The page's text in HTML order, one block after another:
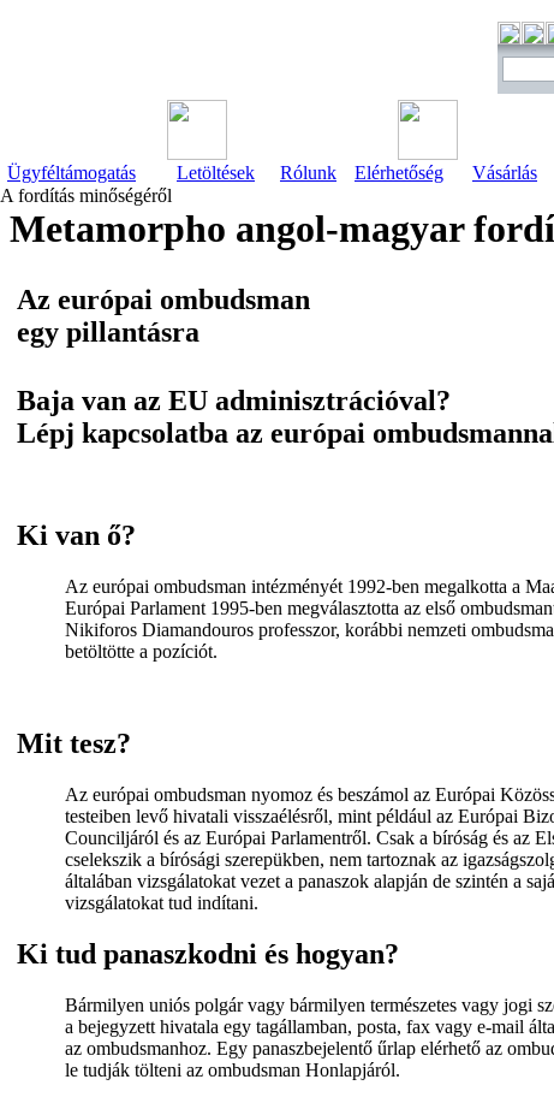
Ügyféltámogatás Letöltések Rólunk Elérhetőség Vásárlás
A fordítás minőségéről
Metamorpho angol-magyar
Az európai ombudsman
egy pillantásra
Baja van az EU adminisztrációval?
Lépj kapcsolatba az európai
Ki van ő?
Az európai ombudsman intézményét 1992-ben megalkotta a
Európai Parlament 1995-ben megválasztotta az első
Nikiforos Diamandouros professzor, korábbi nemzeti
betöltötte a pozíciót.
Mit tesz?
Az európai ombudsman nyomoz és beszámol az Európai
testeiben levő hivatali visszaélésről, mint például az Európai
Counciljáról és az Európai Parlamentről. Csak a bíróság és az
cselekszik a bírósági szerepükben, nem tartoznak az
általában vizsgálatokat vezet a panaszok alapján de szintén a
vizsgálatokat tud indítani.
Ki tud panaszkodni és hogyan?
Bármilyen uniós polgár vagy bármilyen természetes vagy jogi
a bejegyzett hivatala egy tagállamban, posta, fax vagy e-mail
az ombudsmanhoz. Egy panaszbejelentő űrlap elérhető az
le tudják tölteni az ombudsman Honlapjáról.